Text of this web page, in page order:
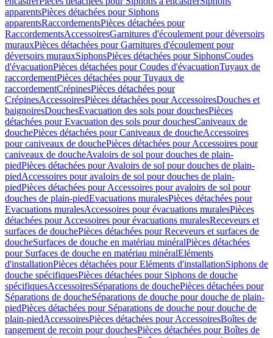
apparentsPièces détachées pour Siphons
apparentsRaccordementsPièces détachées pour
RaccordementsAccessoiresGarnitures d'écoulement pour déversoirs
murauxPièces détachées pour Garnitures d'écoulement pour
déversoirs murauxSiphonsPièces détachées pour SiphonsCoudes
d'évacuationPièces détachées pour Coudes d'évacuationTuyaux de
raccordementPièces détachées pour Tuyaux de
raccordementCrépinesPièces détachées pour
CrépinesAccessoiresPièces détachées pour AccessoiresDouches et
baignoiresDouchesEvacuation des sols pour douchesPièces
détachées pour Evacuation des sols pour douchesCaniveaux de
douchePièces détachées pour Caniveaux de doucheAccessoires
pour caniveaux de douchePièces détachées pour Accessoires pour
caniveaux de doucheAvaloirs de sol pour douches de plain-
piedPièces détachées pour Avaloirs de sol pour douches de plain-
piedAccessoires pour avaloirs de sol pour douches de plain-
piedPièces détachées pour Accessoires pour avaloirs de sol pour
douches de plain-piedEvacuations muralesPièces détachées pour
Evacuations muralesAccessoires pour évacuations muralesPièces
détachées pour Accessoires pour évacuations muralesReceveurs et
surfaces de douchePièces détachées pour Receveurs et surfaces de
doucheSurfaces de douche en matériau minéralPièces détachées
pour Surfaces de douche en matériau minéralEléments
d'installationPièces détachées pour Eléments d'installationSiphons de
douche spécifiquesPièces détachées pour Siphons de douche
spécifiquesAccessoiresSéparations de douchePièces détachées pour
Séparations de doucheSéparations de douche pour douche de plain-
piedPièces détachées pour Séparations de douche pour douche de
plain-piedAccessoiresPièces détachées pour AccessoiresBoîtes de
rangement de recoin pour douchesPièces détachées pour Boîtes de